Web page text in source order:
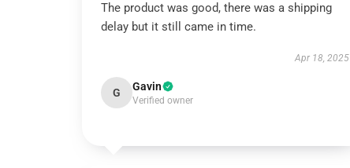
The product was good, there was a shipping
delay but it still came in time.
Apr 18, 2025
G Gavin
Verified owner